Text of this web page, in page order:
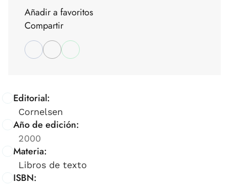
Editorial:
Cornelsen
Año de edición:
2000
Materia:
Libros de texto
ISBN:
Añadir a favoritos
Compartir